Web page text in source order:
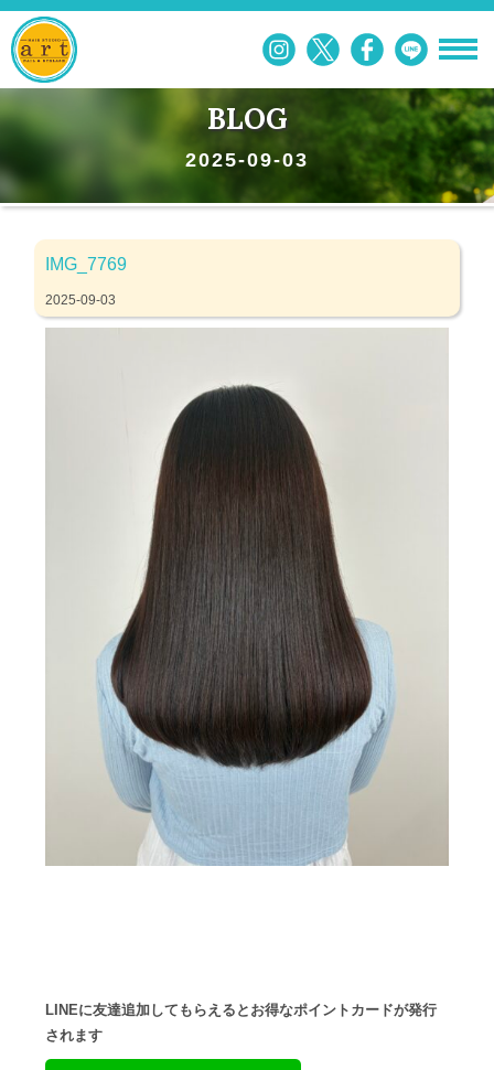
BLOG
2025-09-03
IMG_7769
2025-09-03
LINEに友達追加してもらえるとお得なポイントカードが発行
されます